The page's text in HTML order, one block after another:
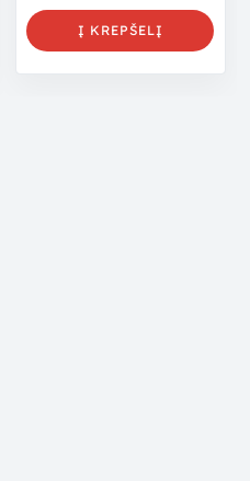
Į KREPŠELĮ